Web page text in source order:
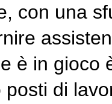
con una
è in gioco
di